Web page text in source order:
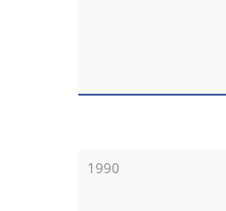
1990